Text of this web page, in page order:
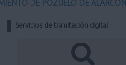
DE POZUELO DE ALARCÓN
Servicios de tramitación digital